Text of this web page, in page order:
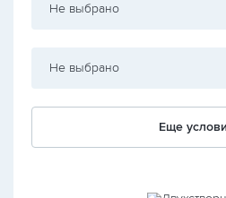
Не выбрано
Не выбрано
Еще